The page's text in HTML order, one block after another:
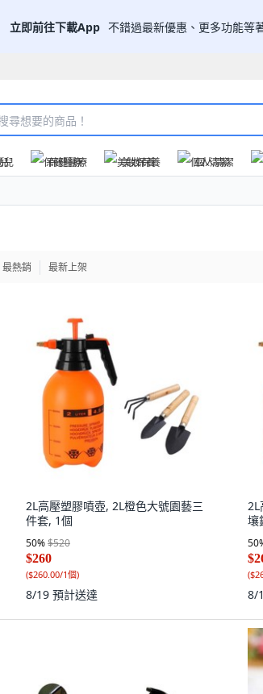
立即前往下載App 不錯過最新優惠、更多功能等
兒 保健醫療 美妝保養 個人清潔
最熱銷 最新上架
2L高壓塑膠噴壺, 2L橙色大號園藝三
件套, 1個
50%$520
$260
($260.00/1個)
8/19 預計送達
2L
壤
50
(
8/